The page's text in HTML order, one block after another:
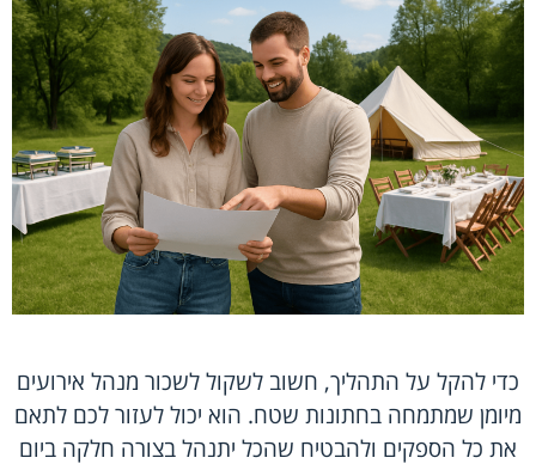
כדי להקל על התהליך, חשוב לשקול לשכור מנהל אירועים
מיומן שמתמחה בחתונות שטח. הוא יכול לעזור לכם לתאם
את כל הספקים ולהבטיח שהכל יתנהל בצורה חלקה ביום